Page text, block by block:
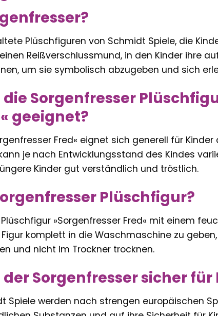
Plüschfiguren von Schmidt Spiele, die
Reißverschlussmund, in den Kinder ihre
um sie symbolisch abzugeben und sich
Sorgenfresser
geeignet?
Fred« eignet sich generell für
je nach Entwicklungsstand des Kindes
Kinder gut verständlich und tröstlich.
Plüschfigur?
»Sorgenfresser Fred« mit einem
komplett in die Waschmaschine zu
und nicht im Trockner trocknen.
Sorgenfresser sicher für
Spiele werden nach strengen europäischen